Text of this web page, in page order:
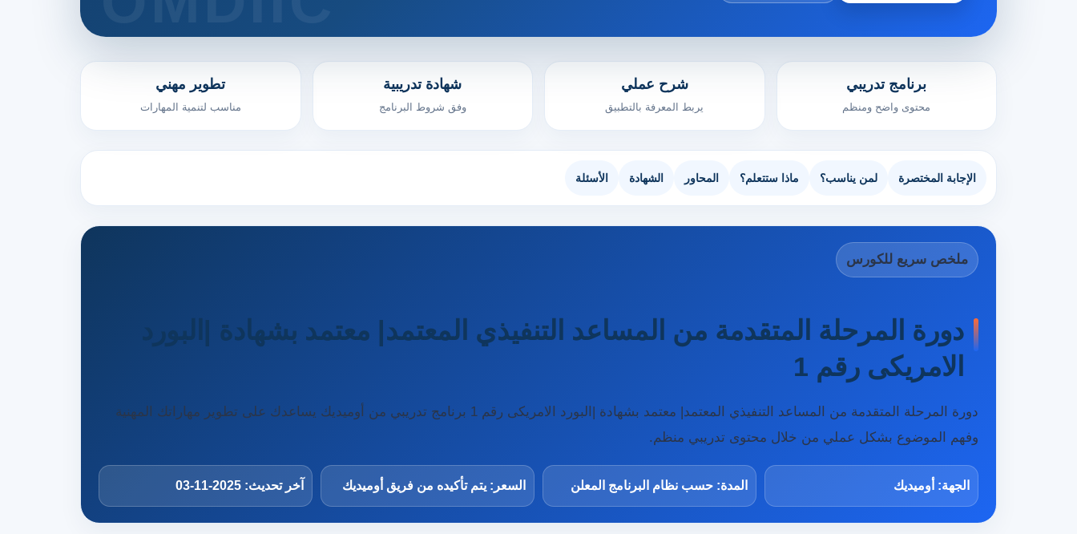
برنامج تدريبي
محتوى واضح ومنظم
شرح عملي
يربط المعرفة بالتطبيق
شهادة تدريبية
وفق شروط البرنامج
تطوير مهني
مناسب لتنمية المهارات
الإجابة المختصرة لمن يناسب؟ ماذا ستتعلم؟ المحاور الشهادة الأسئلة
ملخص سريع للكورس
دورة المرحلة المتقدمة من المساعد التنفيذي المعتمد| معتمد بشهادة |البورد
الامريكى رقم 1
دورة المرحلة المتقدمة من المساعد التنفيذي المعتمد| معتمد بشهادة |البورد الامريكى رقم 1 برنامج تدريبي من أوميديك يساعدك على تطوير مهاراتك المهنية
وفهم الموضوع بشكل عملي من خلال محتوى تدريبي منظم.
الجهة: أوميديك المدة: حسب نظام البرنامج المعلن السعر: يتم تأكيده من فريق أوميديك آخر تحديث: 2025-11-03